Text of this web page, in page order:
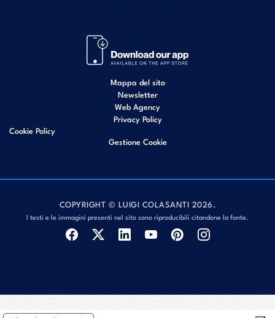
Mappa del sito
Newsletter
Web Agency
Privacy Policy
Cookie Policy
Gestione Cookie
COPYRIGHT © LUIGI COLASANTI 2026.
I testi e le immagini presenti nel sito sono riproducibili citandone la fonte.